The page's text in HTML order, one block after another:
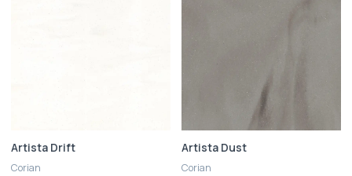
Artista Drift
Corian
Artista Dust
Corian